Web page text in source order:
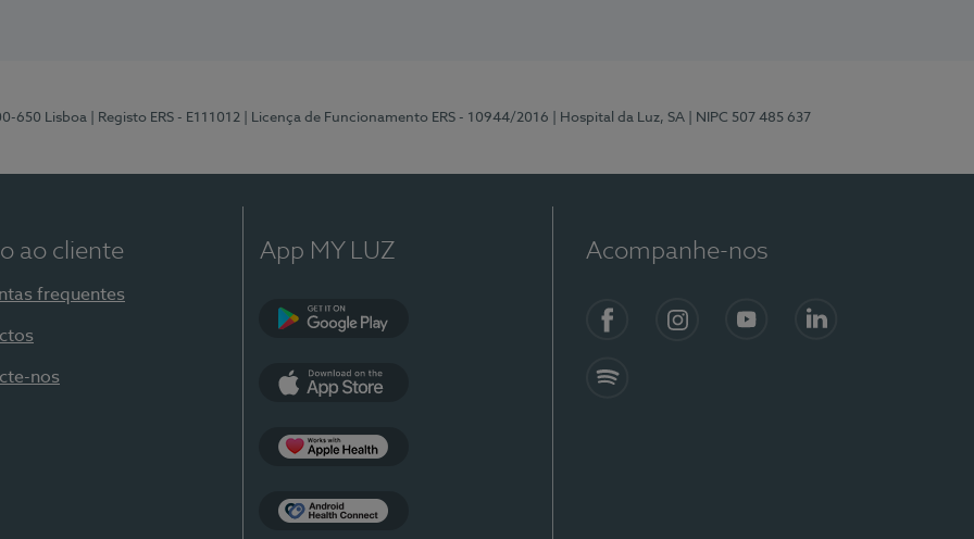
650 Lisboa | Registo ERS - E111012 | Licença de Funcionamento ERS - 10944/2016 | Hospital da Luz, SA | NIPC 507 485 637
ao cliente
frequentes
nos
App MY LUZ Acompanhe-nos